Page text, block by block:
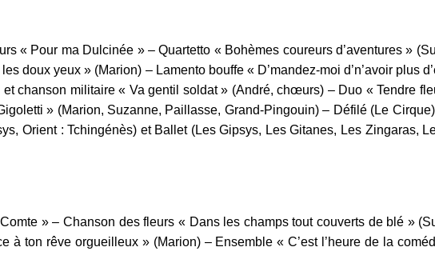
« Pour ma Dulcinée » – Quartetto « Bohèmes coureurs d’aventures »
doux yeux » (Marion) – Lamento bouffe « D’mandez-moi d’n’avoir plus
chanson militaire « Va gentil soldat » (André, chœurs) – Duo « Tendre
» (Marion, Suzanne, Paillasse, Grand-Pingouin) – Défilé (Le
Orient : Tchingénès) et Ballet (Les Gipsys, Les Gitanes, Les Zingaras,
» – Chanson des fleurs « Dans les champs tout couverts de blé »
à ton rêve orgueilleux » (Marion) – Ensemble « C’est l’heure de la